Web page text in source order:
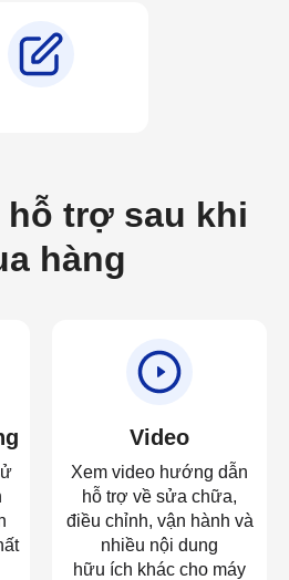
trợ sau khi
hàng
Video
Xem video hướng dẫn
hỗ trợ về sửa chữa,
điều chỉnh, vận hành và
nhiều nội dung
hữu ích khác cho máy